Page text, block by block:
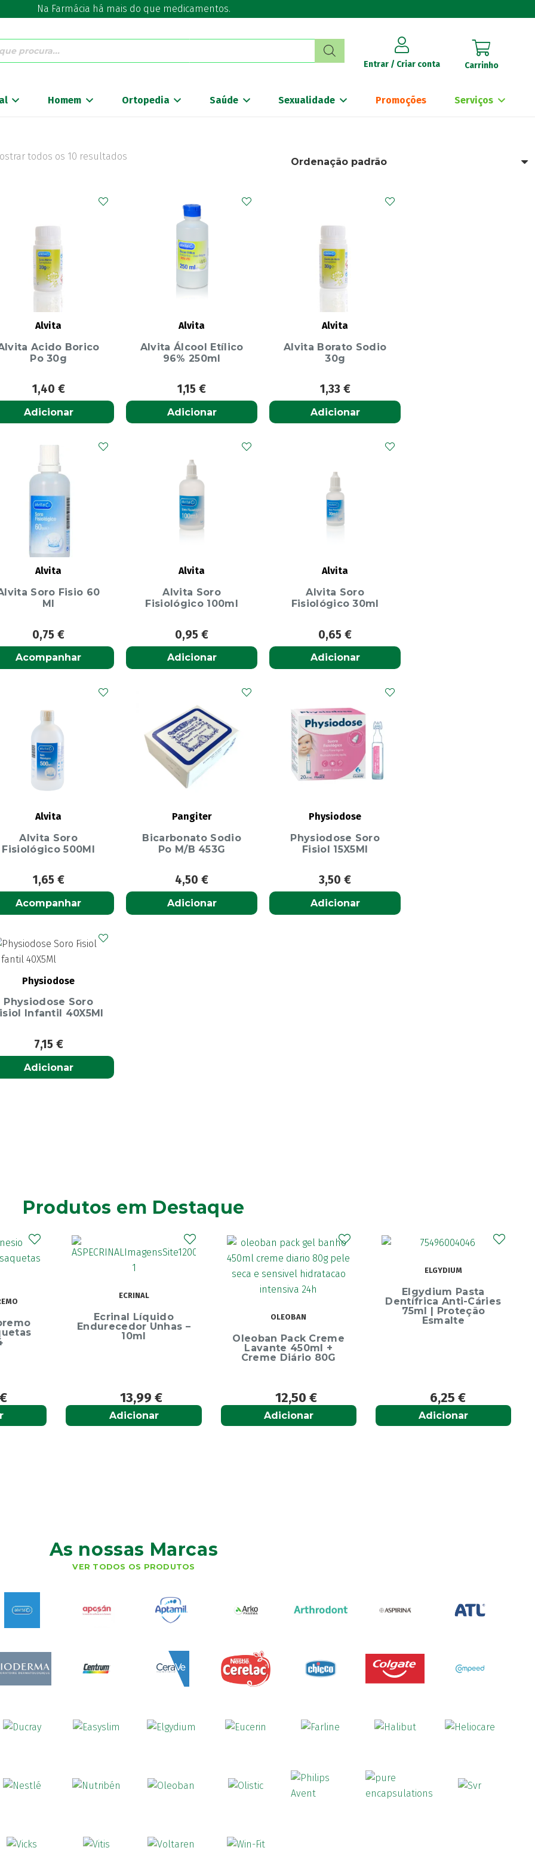
Na Farmácia há mais do que medicamentos.
Entrar / Criar conta Carrinho
Homem Ortopedia Saúde Sexualidade Promoções Serviços
todos os 10 resultados
Alvita
Acido Borico
Po 30g
1,40 €
Adicionar
Alvita
Alvita Álcool Etílico
96% 250ml
1,15€
Adicionar
Alvita
Alvita Borato Sodio
30g
1,33 €
Adicionar
Alvita
Soro Fisio 60
Ml
0,75€
Acompanhar
Alvita
Alvita Soro
Fisiológico 100ml
0,95€
Adicionar
Alvita
Alvita Soro
Fisiológico 30ml
0,65€
Adicionar
Alvita
Alvita Soro
Fisiológico 500Ml
1,65 €
Acompanhar
Pangiter
Bicarbonato Sodio
Po M/B 453G
4,50€
Adicionar
Physiodose
Physiodose Soro
Fisiol 15X5Ml
3,50€
Adicionar
Physiodose
Physiodose Soro
Infantil 40X5Ml
7,15 €
Adicionar
Produtos em Destaque
–
€
OLEOBAN
Oleoban Pack Creme
12,50 €
Adicionar
ELGYDIUM
Elgydium Pasta
Esmalte
6,25€
Adicionar
Curaprox Surgical
Escova Dentes Mega
Soft
6,65€
Adicionar
As nossas Marcas
VER TODOS OS PRODUTOS